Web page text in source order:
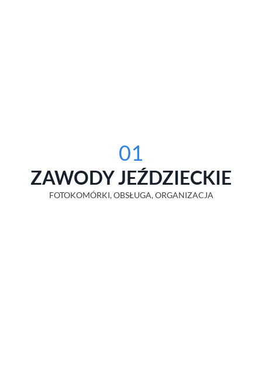
01
ZAWODY JEŹDZIECKIE
FOTOKOMÓRKI, OBSŁUGA, ORGANIZACJA